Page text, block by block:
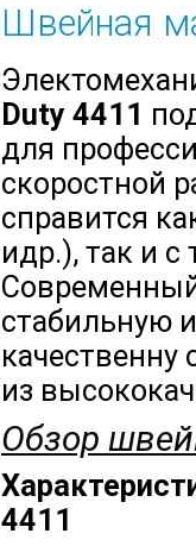
Швейная
Duty 4411
для
скоростной
справится
идр.), так и
стабильную
качественну
из
Обзор
4411